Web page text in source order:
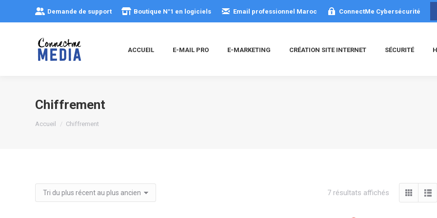
Demande de support Boutique N°1 en logiciels Email professionnel Maroc ConnectMe Cybersécurité
ACCUEIL E-MAIL PRO E-MARKETING CRÉATION SITE INTERNET SÉCURITÉ
Chiffrement
Vous êtes ici :
Accueil Chiffrement
7 résultats affichés